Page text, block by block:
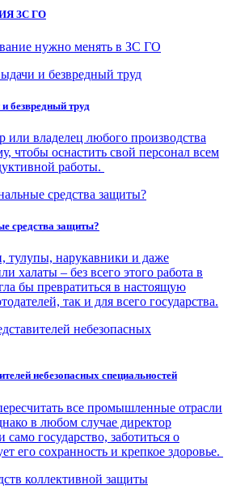
ЗС ГО
нужно менять в ЗС ГО
безвредный труд
владелец любого производства
чтобы оснастить свой персонал всем
работы.
средства защиты?
тулупы, нарукавники и даже
халаты – без всего этого работа в
бы превратиться в настоящую
так и для всего государства.
небезопасных специальностей
все промышленные отрасли
в любом случае директор
государство, заботиться о
его сохранность и крепкое здоровье.